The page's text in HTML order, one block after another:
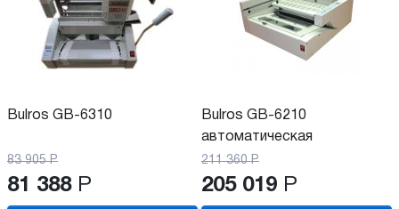
Bulros GB-6310
83 905 Р
81 388 Р
Bulros GB-6210
автоматическая
211 360 Р
205 019 Р